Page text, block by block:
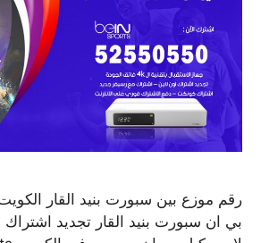
رقم موزع بين سبورت بنيد القار
بي ان سبورت بنيد القار تجديد